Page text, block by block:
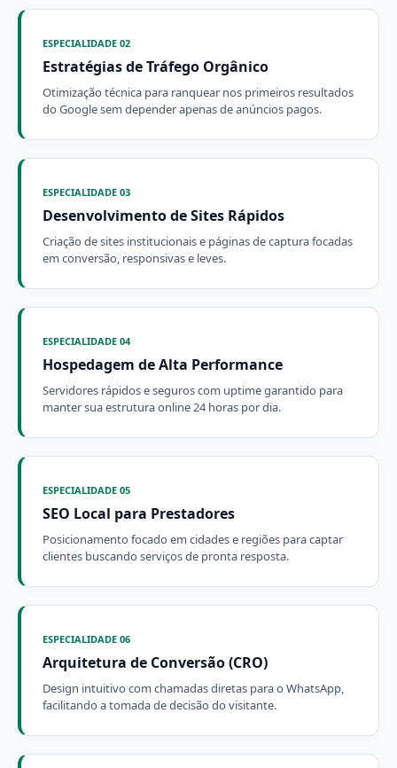
ESPECIALIDADE 02
Estratégias de Tráfego Orgânico
Otimização técnica para ranquear nos primeiros resultados
do Google sem depender apenas de anúncios pagos.
ESPECIALIDADE 03
Desenvolvimento de Sites Rápidos
Criação de sites institucionais e páginas de captura focadas
em conversão, responsivas e leves.
ESPECIALIDADE 04
Hospedagem de Alta Performance
Servidores rápidos e seguros com uptime garantido para
manter sua estrutura online 24 horas por dia.
ESPECIALIDADE 05
SEO Local para Prestadores
Posicionamento focado em cidades e regiões para captar
clientes buscando serviços de pronta resposta.
ESPECIALIDADE 06
Arquitetura de Conversão (CRO)
Design intuitivo com chamadas diretas para o WhatsApp,
facilitando a tomada de decisão do visitante.